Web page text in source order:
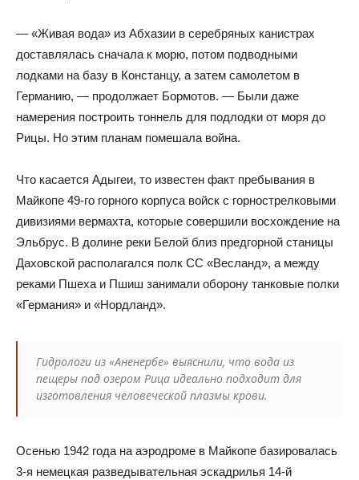
— «Живая вода» из Абхазии в серебряных канистрах
доставлялась сначала к морю, потом подводными
лодками на базу в Констанцу, а затем самолетом в
Германию, — продолжает Бормотов. — Были даже
намерения построить тоннель для подлодки от моря до
Рицы. Но этим планам помешала война.
Что касается Адыгеи, то известен факт пребывания в
Майкопе 49-го горного корпуса войск с горнострелковыми
дивизиями вермахта, которые совершили восхождение на
Эльбрус. В долине реки Белой близ предгорной станицы
Даховской располагался полк СС «Весланд», а между
реками Пшеха и Пшиш занимали оборону танковые полки
«Германия» и «Нордланд».
Гидрологи из «Аненербе» выяснили, что вода из
пещеры под озером Рица идеально подходит для
изготовления человеческой плазмы крови.
Осенью 1942 года на аэродроме в Майкопе базировалась
3-я немецкая разведывательная эскадрилья 14-й